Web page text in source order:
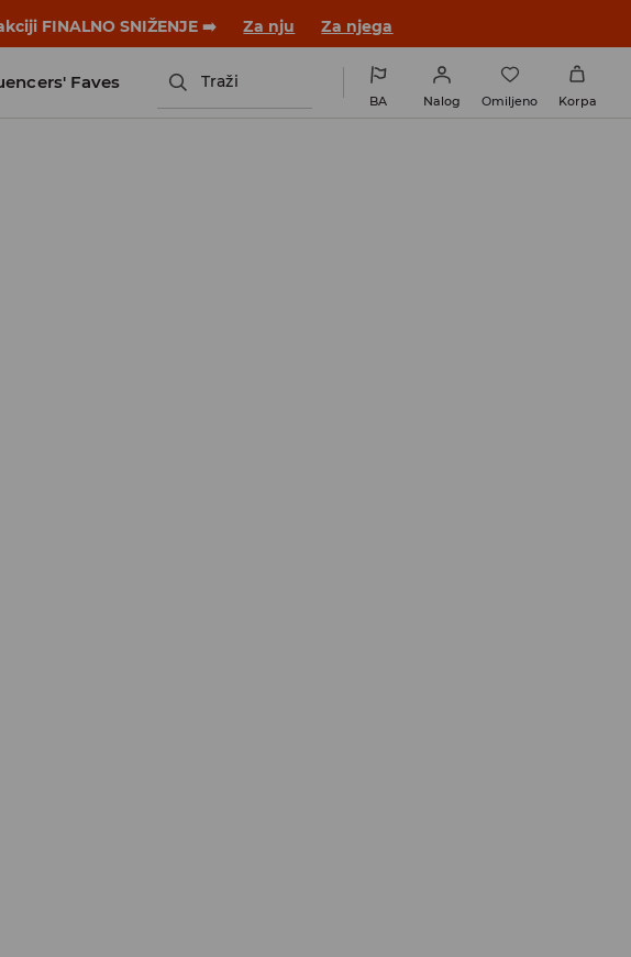
godinu u novom outfitu! Za nju Za njega
Faves Traži
BA Nalog Omiljeno Korpa